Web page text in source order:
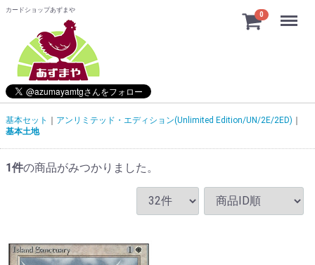
カードショップあずまや
0 Menu
基本セット
アンリミテッド・エディション(Unlimited Edition/UN/2E/2ED)
基本土地
1件の商品がみつかりました。